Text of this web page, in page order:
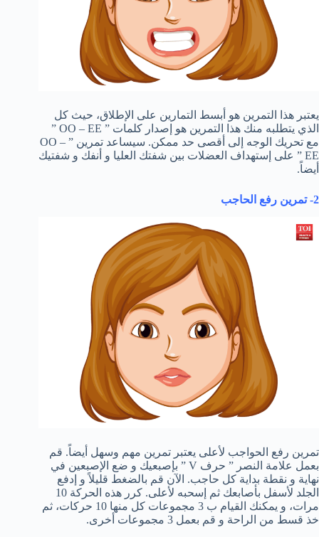
يعتبر هذا التمرين هو أبسط التمارين على الإطلاق، حيث كل
الذي يتطلبه منك هذا التمرين هو إصدار كلمات ” OO – EE ”
مع تحريك الوجه إلى أقصى حد ممكن. سيساعد تمرين ” OO –
EE ” على إستهداف العضلات بين شفتك العليا و أنفك و شفتيك
أيضاً.
2- تمرين رفع الحاجب
تمرين رفع الحواجب لأعلى يعتبر تمرين مهم وسهل أيضاً. قم
بعمل علامة النصر ” حرف V ” بإصبعيك و ضع الإصبعين في
نهاية و نقطة بداية كل حاجب. الآن قم بالضغط قليلاً و إدفع
الجلد لأسفل بأصابعك ثم إسحبه لأعلى. كرر هذه الحركة 10
مرات، و يمكنك القيام ب 3 مجموعات كل منها 10 حركات، ثم
خذ قسط من الراحة و قم بعمل 3 مجموعات أخرى.